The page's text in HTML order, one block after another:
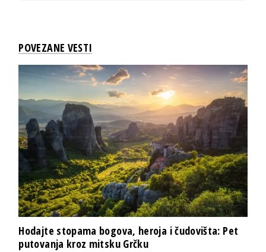
POVEZANE VESTI
Hodajte stopama bogova, heroja i čudovišta: Pet
putovanja kroz mitsku Grčku